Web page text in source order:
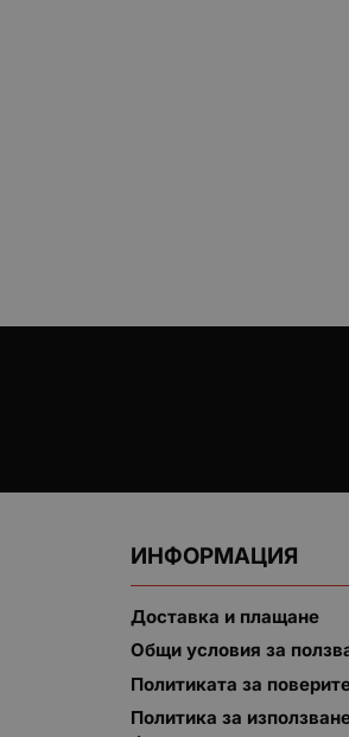
ИНФОРМАЦИЯ
Доставка и плащане
Общи условия за
Политиката за
Политика за